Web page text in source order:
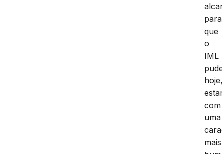
para
que
o
IML
com
uma
mais